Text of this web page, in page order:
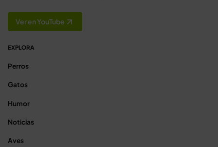
Ver en YouTube
EXPLORA
Perros
Gatos
Humor
Noticias
Aves